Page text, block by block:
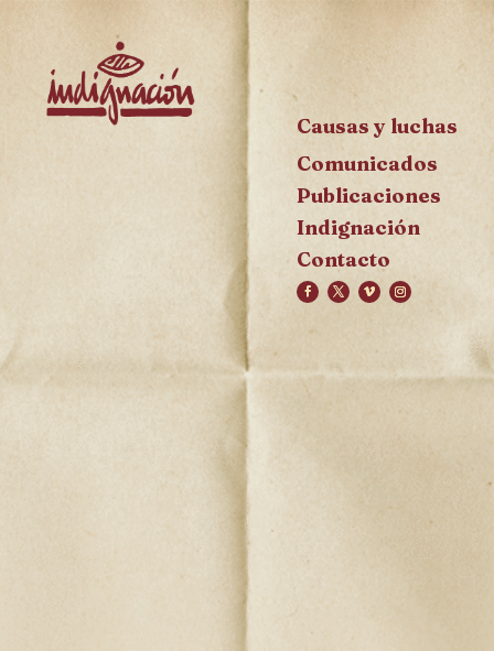
Causas y luchas
Comunicados
Publicaciones
Indignación
Contacto